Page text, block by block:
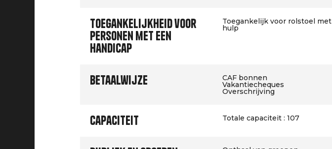
Toegankelijkheid voor
personen met een
handicap
Toegankelijk voor rolstoel met
hulp
Betaalwijze CAF bonnen
Vakantiecheques
Overschrijving
Capaciteit Totale capaciteit : 107